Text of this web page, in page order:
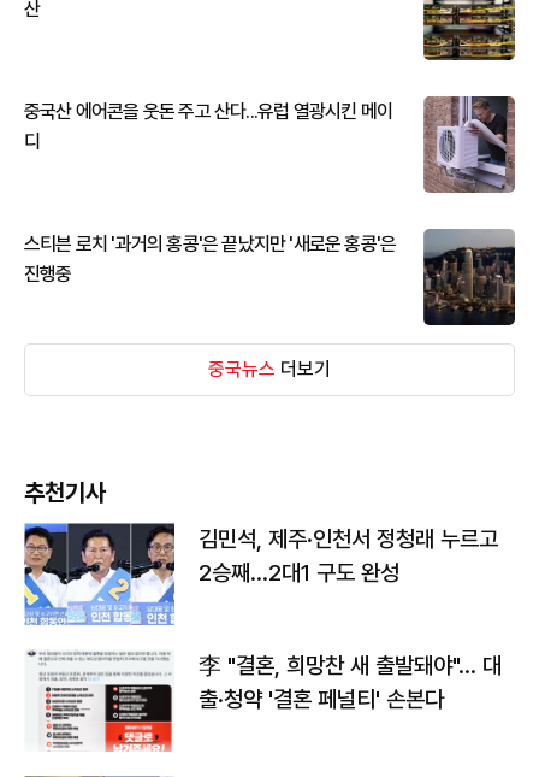
산
중국산 에어콘을 웃돈 주고 산다...유럽 열광시킨 메이
디
스티븐 로치 '과거의 홍콩'은 끝났지만 '새로운 홍콩'은
진행중
중국뉴스 더보기
추천기사
김민석, 제주·인천서 정청래 누르고
2승째…2대1 구도 완성
李 "결혼, 희망찬 새 출발돼야"… 대
출·청약 '결혼 페널티' 손본다